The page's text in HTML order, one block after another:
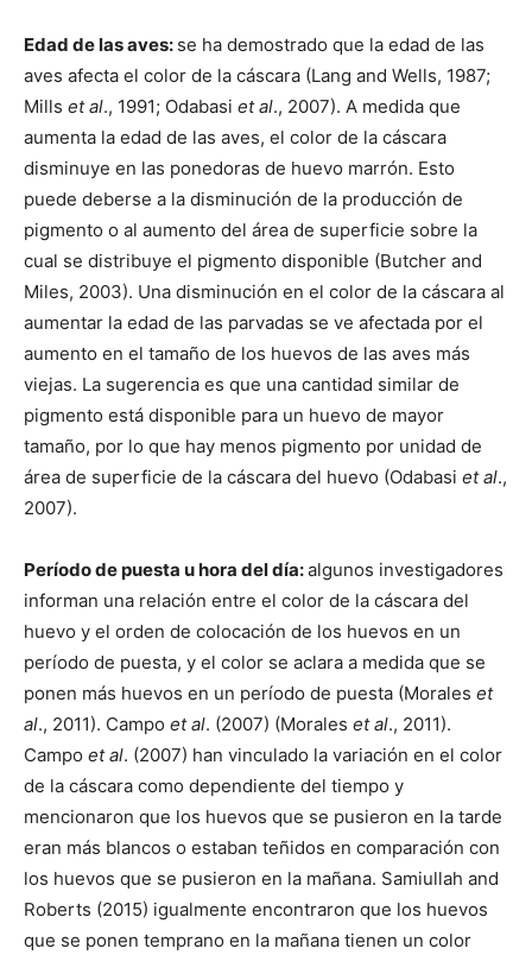
Edad de las aves: se ha demostrado que la edad de las
aves afecta el color de la cáscara (Lang and Wells, 1987;
Mills et al., 1991; Odabasi et al., 2007). A medida que
aumenta la edad de las aves, el color de la cáscara
disminuye en las ponedoras de huevo marrón. Esto
puede deberse a la disminución de la producción de
pigmento o al aumento del área de superficie sobre la
cual se distribuye el pigmento disponible (Butcher and
Miles, 2003). Una disminución en el color de la cáscara al
aumentar la edad de las parvadas se ve afectada por el
aumento en el tamaño de los huevos de las aves más
viejas. La sugerencia es que una cantidad similar de
pigmento está disponible para un huevo de mayor
tamaño, por lo que hay menos pigmento por unidad de
área de superficie de la cáscara del huevo (Odabasi et al.,
2007).
Período de puesta u hora del día:algunos investigadores
informan una relación entre el color de la cáscara del
huevo y el orden de colocación de los huevos en un
período de puesta, y el color se aclara a medida que se
ponen más huevos en un período de puesta (Morales et
al., 2011). Campo et al. (2007) (Morales et al., 2011).
Campo et al. (2007) han vinculado la variación en el color
de la cáscara como dependiente del tiempo y
mencionaron que los huevos que se pusieron en la tarde
eran más blancos o estaban teñidos en comparación con
los huevos que se pusieron en la mañana. Samiullah and
Roberts (2015) igualmente encontraron que los huevos
que se ponen temprano en la mañana tienen un color